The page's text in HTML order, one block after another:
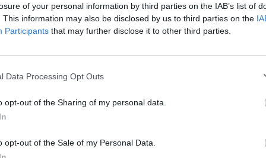
of your personal information by third parties on the IAB’s list of
This information may also be disclosed by us to third parties on the
Participants that may further disclose it to other third parties.
Data Processing Opt Outs
opt-out of the Sharing of my personal data.
opt-out of the Sale of my Personal Data.
Διαχείριση Συγκατάθεσης
την καλύτερη εμπειρία, χρησιμοποιούμε τεχνολογίες όπως cookies για
θα μας επιτρέψει να επεξεργαστούμε δεδομένα προσωπικού
ή η ανάκληση της συγκατάθεσης, μπορεί να επηρεάσει
λειτουργίες και δυνατότητες.
ΔΕΝ ΑΠΟΔΈΧΟΜΑΙ ΠΡΟΒΟΛΉ
εγκαίνια καταστήματος